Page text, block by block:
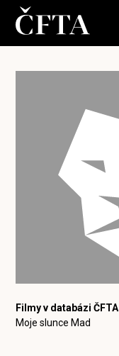
Filmy v databázi ČFTA
Moje slunce Mad